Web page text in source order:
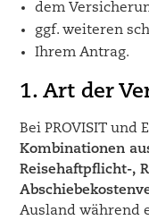
dem
ggf. weiteren
Ihrem Antrag.
1. Art der
Bei PROVISIT und
Kombinationen
Reisehaftpflicht-,
Ausland während